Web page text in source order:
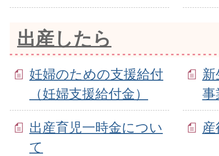
出産したら
妊婦のための支援給付
（妊婦支援給付金）
事
出産育児一時金につい
て